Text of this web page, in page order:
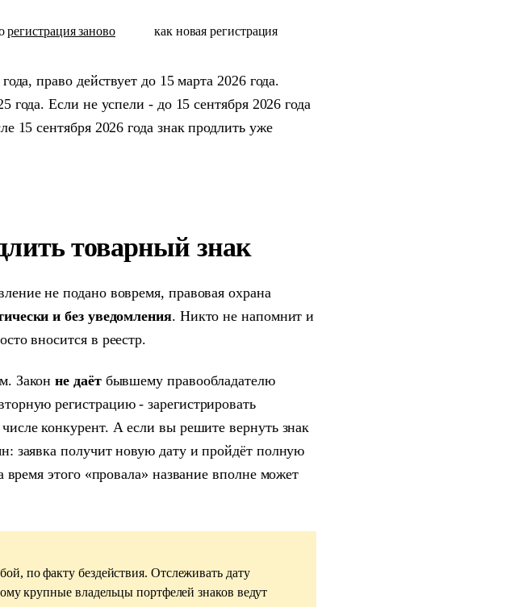
регистрация заново как новая регистрация
право действует до 15 марта 2026 года.
года. Если не успели - до 15 сентября 2026 года
15 сентября 2026 года знак продлить уже
товарный знак
не подано вовремя, правовая охрана
и без уведомления. Никто не напомнит и
вносится в реестр.
Законне даётбывшему правообладателю
регистрацию - зарегистрировать
конкурент. А если вы решите вернуть знак
заявка получит новую дату и пройдёт полную
время этого «провала» название вполне может
по факту бездействия. Отслеживать дату
крупные владельцы портфелей знаков ведут